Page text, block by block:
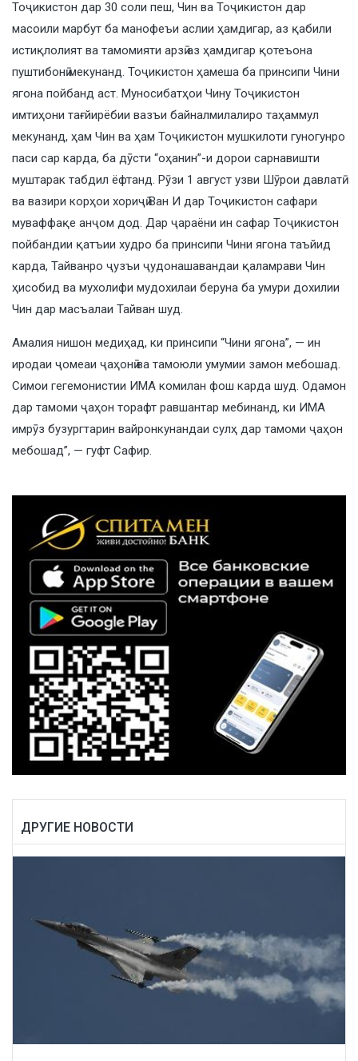
Тоҷикистон дар 30 соли пеш, Чин ва Тоҷикистон дар
масоили марбут ба манофеъи аслии ҳамдигар, аз қабили
истиқлолият ва тамомияти арзӣ аз ҳамдигар қотеъона
пуштибонӣ мекунанд. Тоҷикистон ҳамеша ба принсипи Чини
ягона пойбанд аст. Муносибатҳои Чину Тоҷикистон
имтиҳони тағйирёбии вазъи байналмилалиро таҳаммул
мекунанд, ҳам Чин ва ҳам Тоҷикистон мушкилоти гуногунро
паси сар карда, ба дӯсти “оҳанин”-и дорои сарнавишти
муштарак табдил ёфтанд. Рӯзи 1 август узви Шӯрои давлатӣ
ва вазири корҳои хориҷӣ Ван И дар Тоҷикистон сафари
муваффақе анҷом дод. Дар ҷараёни ин сафар Тоҷикистон
пойбандии қатъии худро ба принсипи Чини ягона таъйид
карда, Тайванро ҷузъи ҷудонашавандаи қаламрави Чин
ҳисобид ва мухолифи мудохилаи беруна ба умури дохилии
Чин дар масъалаи Тайван шуд.
Амалия нишон медиҳад, ки принсипи “Чини ягона”, — ин
иродаи ҷомеаи ҷаҳонӣ ва тамоюли умумии замон мебошад.
Симои гегемонистии ИМА комилан фош карда шуд. Одамон
дар тамоми ҷаҳон торафт равшантар мебинанд, ки ИМА
имрӯз бузургтарин вайронкунандаи сулҳ дар тамоми ҷаҳон
мебошад”, — гуфт Сафир.
ДРУГИЕ НОВОСТИ